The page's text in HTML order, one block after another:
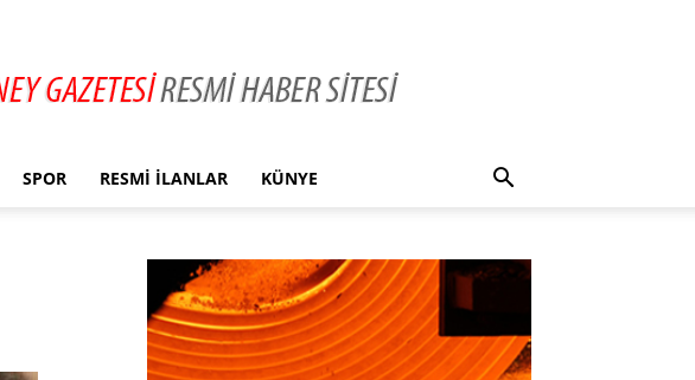
SPOR RESMI İLANLAR KÜNYE